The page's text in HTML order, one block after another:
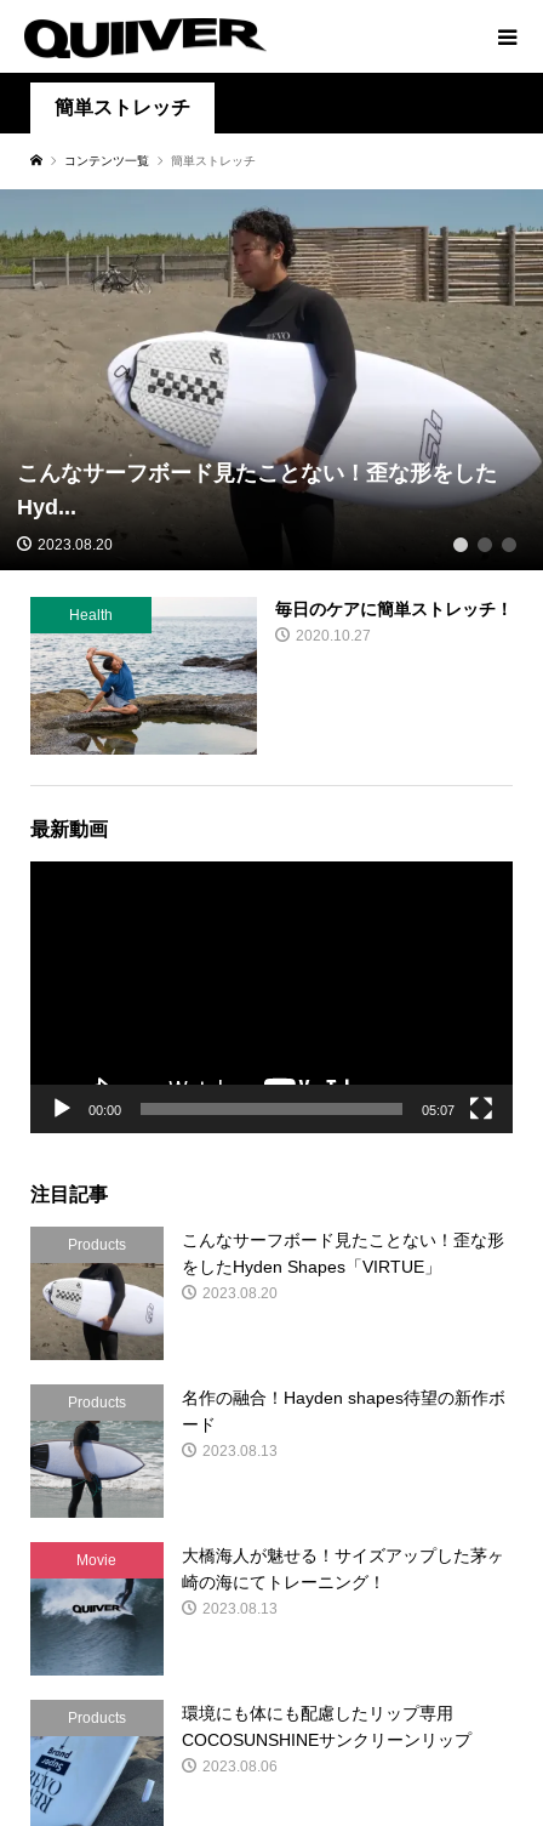
簡単ストレッチ
コンテンツ一覧 簡単ストレッチ
こんなサーフボード見たことない！歪な形をした
Hyd...
2023.08.20 1 2 3
Health 毎日のケアに簡単ストレッチ！
2020.10.27
最新動画
00:00 05:07
注目記事
Products
こんなサーフボード見たことない！歪な形
をしたHyden Shapes「VIRTUE」
2023.08.20
Products
名作の融合！Hayden shapes待望の新作ボ
ード
2023.08.13
Movie
大橋海人が魅せる！サイズアップした茅ヶ
崎の海にてトレーニング！
2023.08.13
Products
環境にも体にも配慮したリップ専用
COCOSUNSHINEサンクリーンリップ
2023.08.06